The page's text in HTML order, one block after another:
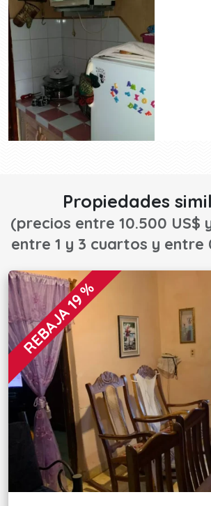
Propiedades
(precios entre 10.500 US$
entre 1 y 3 cuartos y entre
REBAJA 19 %